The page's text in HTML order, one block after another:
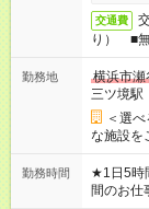
交通費
り） ■無
勤務地
横浜市瀬
三ツ境駅
＜選
な施設を
勤務時間
★1日5時
間のお仕